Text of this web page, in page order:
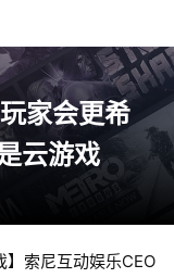
家会更希
云游戏
】索尼互动娱乐CEO